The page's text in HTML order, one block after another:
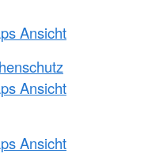
Ansicht
Ansicht
Ansicht